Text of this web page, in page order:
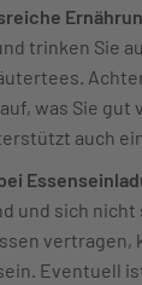
trinken Sie
was Sie
auch
und sich nicht
vertragen,
Eventuell